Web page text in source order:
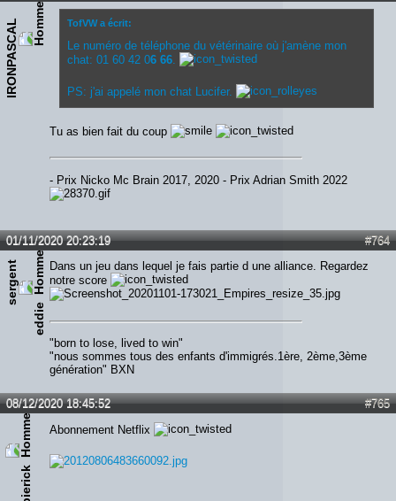
IRONPASCAL TofVW a écrit:
Le numéro de téléphone du vétérinaire où j'amène mon
chat: 01 60 42 06 66.
PS: j'ai appelé mon chat Lucifer.
Tu as bien fait du coup
- Prix Nicko Mc Brain 2017, 2020 - Prix Adrian Smith 2022
#764
01/11/2020 20:23:19
s
e
r
g
e
n
t
e
d
d
i
e
Dans un jeu dans lequel je fais partie d une alliance. Regardez
notre score
"born to lose, lived to win"
"nous sommes tous des enfants d'immigrés.1ère, 2ème,3ème
génération" BXN
#765
08/12/2020 18:45:52
pierick
Abonnement Netflix